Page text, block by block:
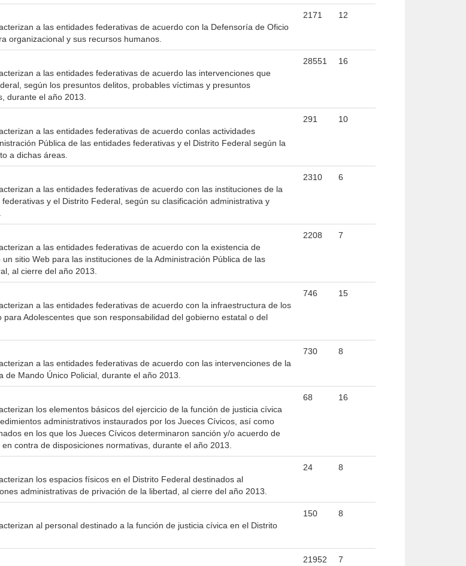
a las entidades federativas de acuerdo con la Defensoría de Oficio
organizacional y sus recursos humanos.
2171 12
a las entidades federativas de acuerdo las intervenciones que
según los presuntos delitos, probables víctimas y presuntos
durante el año 2013.
28551 16
a las entidades federativas de acuerdo conlas actividades
Pública de las entidades federativas y el Distrito Federal según la
a dichas áreas.
291 10
a las entidades federativas de acuerdo con las instituciones de la
y el Distrito Federal, según su clasificación administrativa y
2310 6
a las entidades federativas de acuerdo con la existencia de
sitio Web para las instituciones de la Administración Pública de las
al cierre del año 2013.
2208 7
a las entidades federativas de acuerdo con la infraestructura de los
Adolescentes que son responsabilidad del gobierno estatal o del
746 15
a las entidades federativas de acuerdo con las intervenciones de la
Mando Único Policial, durante el año 2013.
730 8
los elementos básicos del ejercicio de la función de justicia cívica
administrativos instaurados por los Jueces Cívicos, así como
en los que los Jueces Cívicos determinaron sanción y/o acuerdo de
contra de disposiciones normativas, durante el año 2013.
68 16
los espacios físicos en el Distrito Federal destinados al
administrativas de privación de la libertad, al cierre del año 2013.
24 8
al personal destinado a la función de justicia cívica en el Distrito
150 8
21952 7